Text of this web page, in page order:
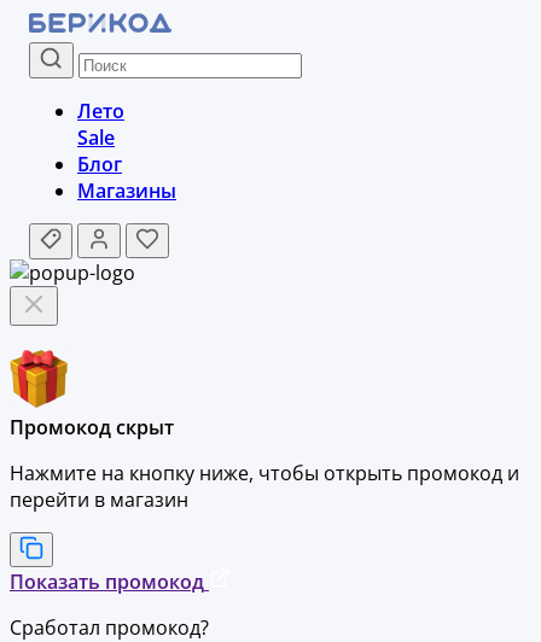
Лето
Sale
Блог
Магазины
Промокод скрыт
Нажмите на кнопку ниже, чтобы открыть промокод и
перейти в магазин
Показать промокод
Сработал промокод?